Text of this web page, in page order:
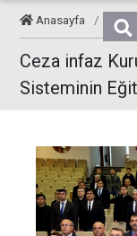
Anasayfa /
Ceza infaz
Sisteminin